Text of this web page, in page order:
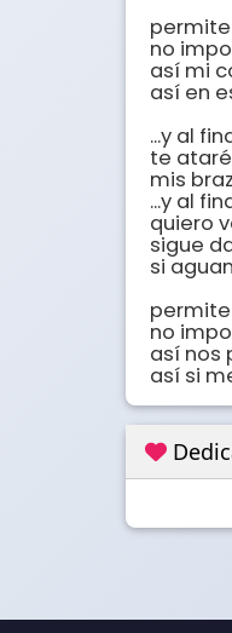
no
así mi
así en
...y al
te
mis
...y al
quiero
sigue
si
no
así nos
así si